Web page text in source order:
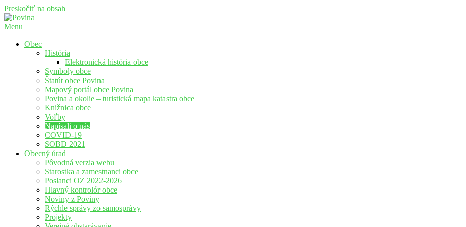
Preskočiť na obsah
Menu
Obec
História
Elektronická história obce
Symboly obce
Štatút obce Povina
Mapový portál obce Povina
Povina a okolie – turistická mapa katastra obce
Knižnica obce
Voľby
Napísali o nás
COVID-19
SOBD 2021
Obecný úrad
Pôvodná verzia webu
Starostka a zamestnanci obce
Poslanci OZ 2022-2026
Hlavný kontrolór obce
Noviny z Poviny
Rýchle správy zo samosprávy
Projekty